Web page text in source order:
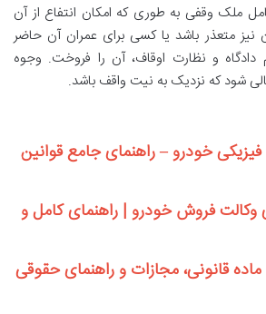
ملک وقفی به طوری که امکان انتفاع از آن
متعذر باشد یا کسی برای عمران آن حاضر
و نظارت اوقاف، آن را فروخت. وجوه
شود که نزدیک به نیت واقف باشد.
خودرو – راهنمای جامع قوانین
وکالت فروش خودرو | راهنمای کامل و
قانونی، مجازات و راهنمای حقوقی